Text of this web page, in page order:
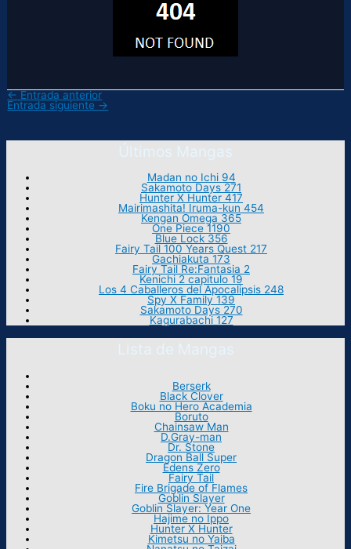
← Entrada anterior
Entrada siguiente →
Últimos Mangas
Madan no Ichi 94
Sakamoto Days 271
Hunter X Hunter 417
Mairimashita! Iruma-kun 454
Kengan Omega 365
One Piece 1190
Blue Lock 356
Fairy Tail 100 Years Quest 217
Gachiakuta 173
Fairy Tail Re:Fantasia 2
Kenichi 2 capitulo 19
Los 4 Caballeros del Apocalipsis 248
Spy X Family 139
Sakamoto Days 270
Kagurabachi 127
Lista de Mangas
Berserk
Black Clover
Boku no Hero Academia
Boruto
Chainsaw Man
D.Gray-man
Dr. Stone
Dragon Ball Super
Edens Zero
Fairy Tail
Fire Brigade of Flames
Goblin Slayer
Goblin Slayer: Year One
Hajime no Ippo
Hunter X Hunter
Kimetsu no Yaiba